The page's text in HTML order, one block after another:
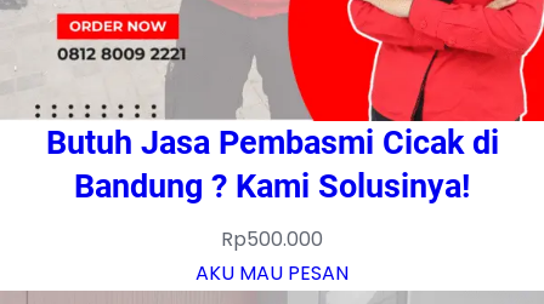
Butuh Jasa Pembasmi Cicak di
Bandung ? Kami Solusinya!
Rp500.000
AKU MAU PESAN